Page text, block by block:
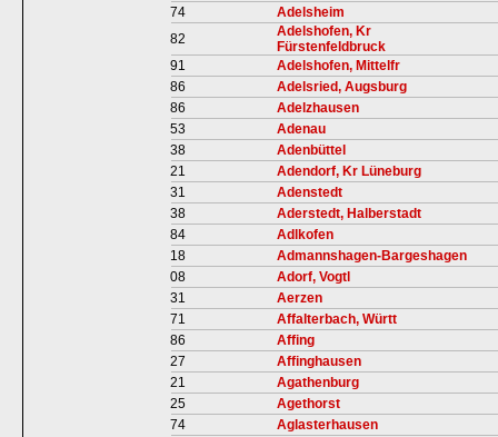
74
Adelsheim
82
Adelshofen, Kr
Fürstenfeldbruck
91
Adelshofen, Mittelfr
86
Adelsried, Augsburg
86
Adelzhausen
53
Adenau
38
Adenbüttel
21
Adendorf, Kr Lüneburg
31
Adenstedt
38
Aderstedt, Halberstadt
84
Adlkofen
18
Admannshagen-Bargeshagen
08
Adorf, Vogtl
31
Aerzen
71
Affalterbach, Württ
86
Affing
27
Affinghausen
21
Agathenburg
25
Agethorst
74
Aglasterhausen